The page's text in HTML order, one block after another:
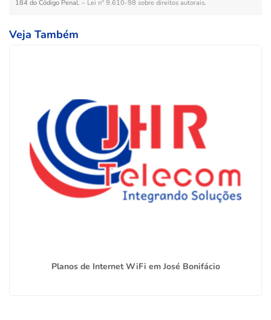
184 do Código Penal. – Lei n° 9.610-98 sobre direitos autorais.
Veja Também
Planos de Internet WiFi em José Bonifácio